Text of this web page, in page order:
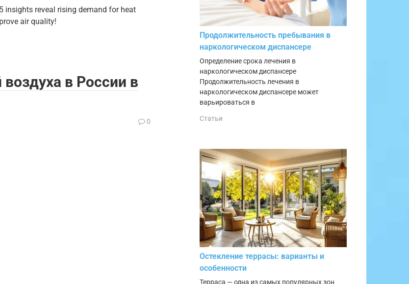
insights reveal rising demand for heat
air quality!
в России в
0
Продолжительность пребывания в
наркологическом диспансере
Определение срока лечения в
наркологическом диспансере
Продолжительность лечения в
наркологическом диспансере может
варьироваться в
Статьи
Остекление террасы: варианты и
особенности
Терраса — одна из самых популярных зон